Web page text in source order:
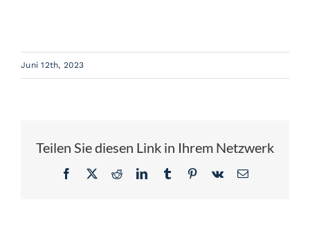
Aktuell
Jobs
Juni 12th, 2023
Teilen Sie diesen Link in Ihrem Netzwerk
Facebook
X RedditLinkedInTumblr Pinterest
Vk
E-